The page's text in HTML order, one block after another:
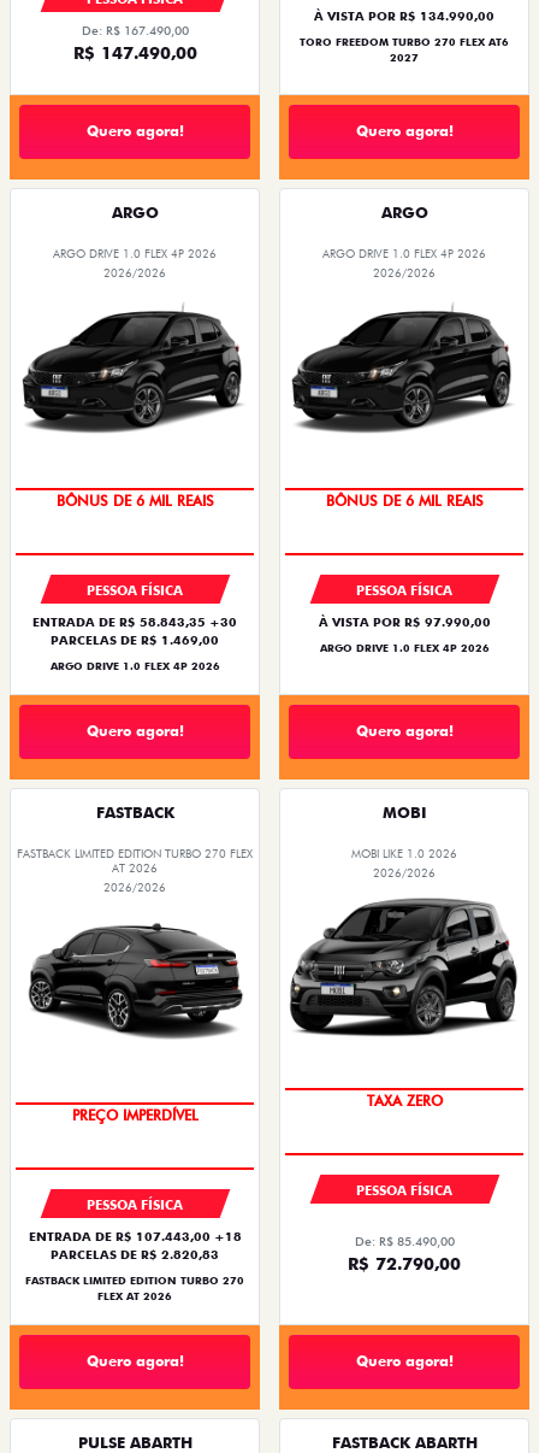
De: R$ 167.490,00
R$ 147.490,00
Quero agora!
À VISTA POR R$ 134.990,00
TORO FREEDOM TURBO 270 FLEX AT6
2027
Quero agora!
ARGO
ARGO DRIVE 1.0 FLEX 4P 2026
2026/2026
BÔNUS DE 6 MIL REAIS
PESSOA FÍSICA
ENTRADA DE R$ 58.843,35 +30
PARCELAS DE R$ 1.469,00
ARGO DRIVE 1.0 FLEX 4P 2026
Quero agora!
ARGO
ARGO DRIVE 1.0 FLEX 4P 2026
2026/2026
BÔNUS DE 6 MIL REAIS
PESSOA FÍSICA
À VISTA POR R$ 97.990,00
ARGO DRIVE 1.0 FLEX 4P 2026
Quero agora!
FASTBACK
FASTBACK LIMITED EDITION TURBO 270 FLEX
AT 2026
2026/2026
PREÇO IMPERDÍVEL
PESSOA FÍSICA
ENTRADA DE R$ 107.443,00 +18
PARCELAS DE R$ 2.820,83
FASTBACK LIMITED EDITION TURBO 270
FLEX AT 2026
Quero agora!
MOBI
MOBI LIKE 1.0 2026
2026/2026
TAXA ZERO
PESSOA FÍSICA
De: R$ 85.490,00
R$ 72.790,00
Quero agora!
PULSE ABARTH FASTBACK ABARTH